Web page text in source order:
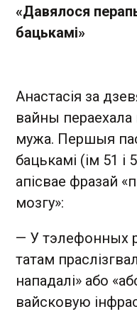
«Давялося
бацькамі»
Анастасія за
вайны пераехала
мужа. Першыя
бацькамі (ім 51 і
апісвае фразай
мозгу»:
— У тэлефонных
татам
нападалі» або
вайсковую